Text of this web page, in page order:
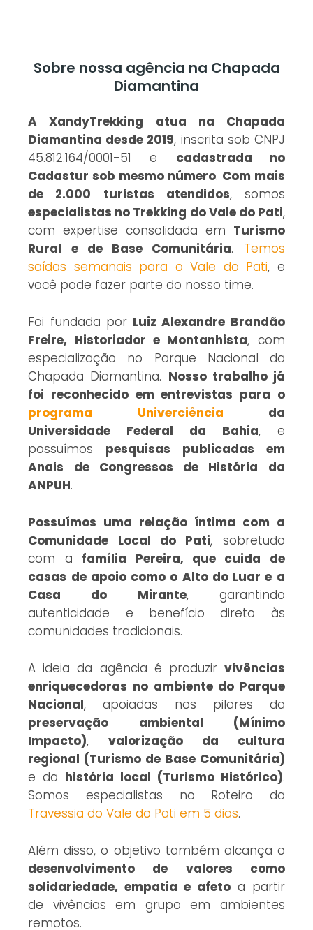
Sobre nossa agência na Chapada
Diamantina
A XandyTrekking atua na Chapada
Diamantina desde 2019, inscrita sob CNPJ
45.812.164/0001-51 e cadastrada no
Cadastur sob mesmo número. Com mais
de 2.000 turistas atendidos, somos
especialistas no Trekking do Vale do Pati,
com expertise consolidada em Turismo
Rural e de Base Comunitária. Temos
saídas semanais para o Vale do Pati, e
você pode fazer parte do nosso time.
Foi fundada por Luiz Alexandre Brandão
Freire, Historiador e Montanhista, com
especialização no Parque Nacional da
Chapada Diamantina. Nosso trabalho já
foi reconhecido em entrevistas para o
programa Univerciência da
Universidade Federal da Bahia, e
possuímos pesquisas publicadas em
Anais de Congressos de História da
ANPUH.
Possuímos uma relação íntima com a
Comunidade Local do Pati, sobretudo
com a família Pereira, que cuida de
casas de apoio como o Alto do Luar e a
Casa do Mirante, garantindo
autenticidade e benefício direto às
comunidades tradicionais.
A ideia da agência é produzir vivências
enriquecedoras no ambiente do Parque
Nacional, apoiadas nos pilares da
preservação ambiental (Mínimo
Impacto),valorização da cultura
regional (Turismo de Base Comunitária)
e da história local (Turismo Histórico).
Somos especialistas no Roteiro da
Travessia do Vale do Pati em 5 dias.
Além disso, o objetivo também alcança o
desenvolvimento de valores como
solidariedade, empatia e afetoa partir
de vivências em grupo em ambientes
remotos.